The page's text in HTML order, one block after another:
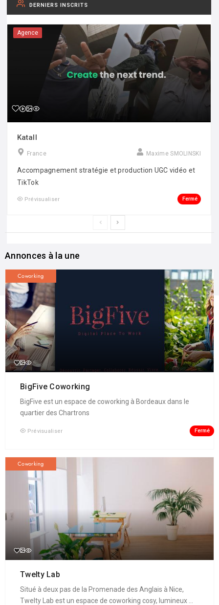
DERNIERS INSCRITS
Agence
Katall
France Maxime SMOLINSKI
Accompagnement stratégie et production UGC vidéo et
TikTok
Prévisualiser Fermé
Annonces à la une
Coworking
BigFive Coworking
BigFive est un espace de coworking à Bordeaux dans le
quartier des Chartrons
Prévisualiser Fermé
Coworking
Twelty Lab
Situé à deux pas de la Promenade des Anglais à Nice,
Twelty Lab est un espace de coworking cosy, lumineux ...